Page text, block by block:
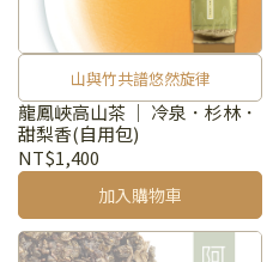
山與竹共譜悠然旋律
龍鳳峽高山茶 ｜ 冷泉．杉林．
甜梨香(自用包)
NT$1,400
加入購物車